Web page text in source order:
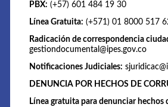
PBX: (+57) 601 484 19 30
Línea Gratuita: (+571) 01 8000 517
Radicación de correspondencia
gestiondocumental@ipes.gov.co
Notificaciones Judiciales:
DENUNCIA POR HECHOS DE
Línea gratuita para denunciar hechos